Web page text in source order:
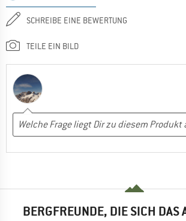
SCHREIBE EINE BEWERTUNG
TEILE EIN BILD
BERGFREUNDE, DIE SICH DAS